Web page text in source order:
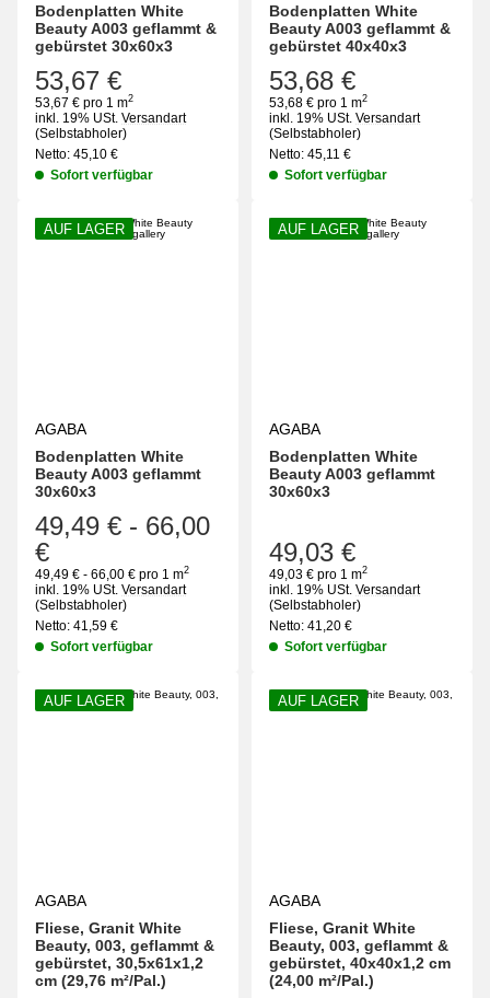
Bodenplatten White
Beauty A003 geflammt &
gebürstet 30x60x3
53,67 €
53,67 € pro 1 m2
inkl. 19% USt. Versandart
(Selbstabholer)
Netto: 45,10 €
Sofort verfügbar
Bodenplatten White
Beauty A003 geflammt &
gebürstet 40x40x3
53,68 €
53,68 € pro 1 m2
inkl. 19% USt. Versandart
(Selbstabholer)
Netto: 45,11 €
Sofort verfügbar
AUF LAGER
AGABA
Bodenplatten White
Beauty A003 geflammt
30x60x3
49,49 € - 66,00
€
49,49 € - 66,00 € pro 1 m2
inkl. 19% USt. Versandart
(Selbstabholer)
Netto: 41,59 €
Sofort verfügbar
AUF LAGER
AGABA
Bodenplatten White
Beauty A003 geflammt
30x60x3
49,03 €
49,03 € pro 1 m2
inkl. 19% USt. Versandart
(Selbstabholer)
Netto: 41,20 €
Sofort verfügbar
AUF LAGER
AGABA
Fliese, Granit White
Beauty, 003, geflammt &
gebürstet, 30,5x61x1,2
cm (29,76 m²/Pal.)
AUF LAGER
AGABA
Fliese, Granit White
Beauty, 003, geflammt &
gebürstet, 40x40x1,2 cm
(24,00 m²/Pal.)